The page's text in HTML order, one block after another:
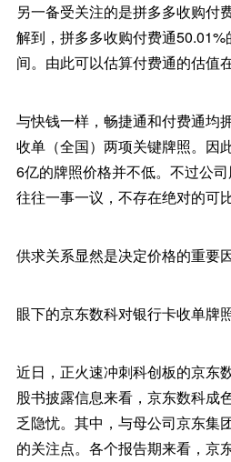
另一备受关注的是拼多多收购付
解到，拼多多收购付费通
间。由此可以估算付费通的估值
与快钱一样，畅捷通和付费通均
收单（全国）两项关键牌照。因
6亿的牌照价格并不低。不过公
往往一事一议，不存在绝对的可比
供求关系显然是决定价格的重要因
眼下的京东数科对银行卡收单牌
近日，正火速冲刺科创板的京东
股书披露信息来看，京东数科成
乏隐忧。其中，与母公司京东集
的关注点。各个报告期来看，京